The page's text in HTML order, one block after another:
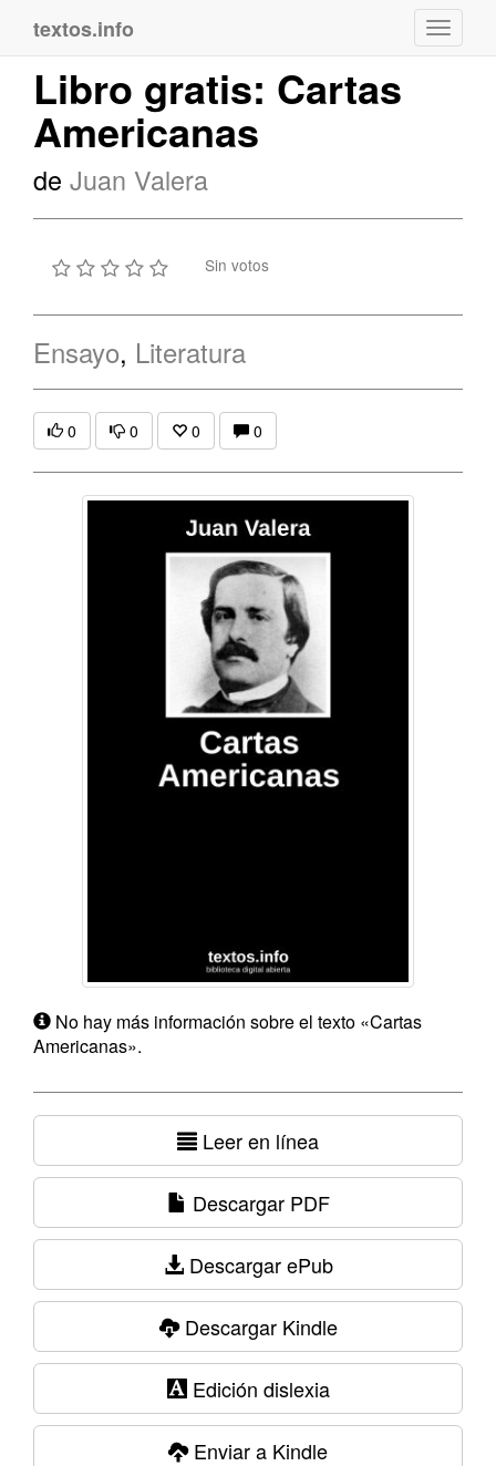
textos.info
Libro gratis: Cartas
Americanas
de Juan Valera
Sin votos
Ensayo, Literatura
0 0 0 0
No hay más información sobre el texto «Cartas
Americanas».
Leer en línea
Descargar PDF
Descargar ePub
Descargar Kindle
Edición dislexia
Enviar a Kindle